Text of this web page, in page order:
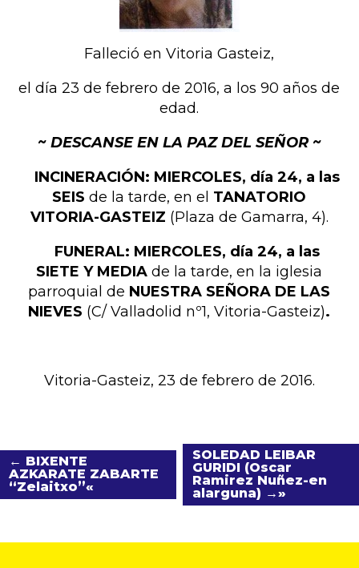
Falleció en Vitoria Gasteiz,
el día 23 de febrero de 2016, a los 90 años de
edad.
~ DESCANSE EN LA PAZ DEL SEÑOR ~
INCINERACIÓN: MIERCOLES, día 24, a las
SEISde la tarde, en el TANATORIO
VITORIA-GASTEIZ (Plaza de Gamarra, 4).
FUNERAL: MIERCOLES, día 24, a las
SIETE Y MEDIAde la tarde, en la iglesia
parroquial de NUESTRA SEÑORA DE LAS
NIEVES (C/ Valladolid nº1, Vitoria-Gasteiz).
Vitoria-Gasteiz, 23 de febrero de 2016.
← BIXENTE
AZKARATE ZABARTE
“Zelaitxo”
SOLEDAD LEIBAR
GURIDI (Oscar
Ramirez Nuñez-en
alarguna) →